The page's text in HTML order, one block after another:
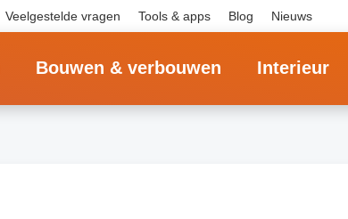
Veelgestelde vragen Tools & apps Blog Nieuws
Bouwen & verbouwen Interieur